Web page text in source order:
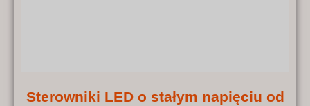
Sterowniki LED o stałym napięciu od